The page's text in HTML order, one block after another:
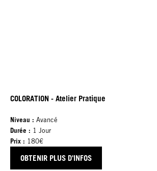
COLORATION - Atelier Pratique
Niveau : Avancé
Durée : 1 Jour
Prix : 180€
OBTENIR PLUS D'INFOS